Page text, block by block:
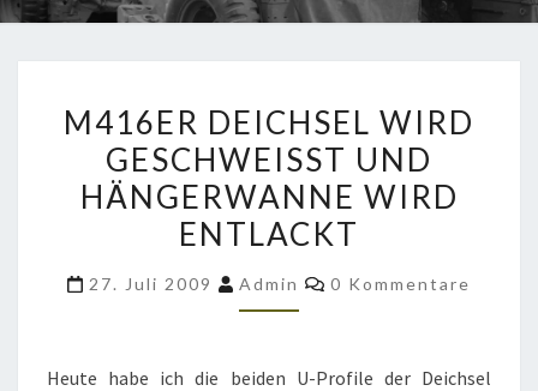
DEICHSEL
WIRD
GESCHWEISST U
ND H
IRD E
M416ER DEICHSEL WIRD
GESCHWEISST UND H
ÄNGERWANNE WIRD E
NTLACKT
27. Juli 2009 Admin Kommentare
0 Kommentare
Heute habe ich die beiden U-Profile der Deichsel